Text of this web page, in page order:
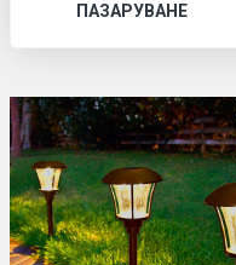
ПАЗАРУВАНЕ